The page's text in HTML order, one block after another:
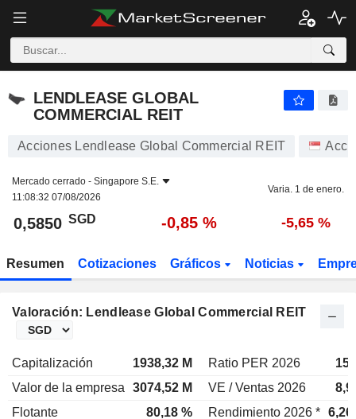
LENDLEASE GLOBAL
COMMERCIAL REIT
Acciones Lendlease Global Commercial REIT
Mercado cerrado - Singapore S.E.
11:08:32 07/08/2026
Varia. 1 de enero.
0,5850 SGD -0,85 % -5,65 %
Resumen Cotizaciones Gráficos Noticias
Valoración: Lendlease Global Commercial REIT
Capitalización 1938,32 M Ratio PER 2026
Valor de la empresa
3074,52 M VE / Ventas 2026
Flotante
80,18 % Rendimiento 2026 * 6,26